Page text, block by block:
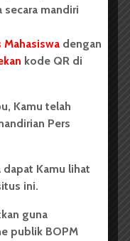
Kerja...
mandiri
dengan
kode QR di
Kamu telah
Pers
dapat Kamu lihat
ini.
guna
publik BOPM